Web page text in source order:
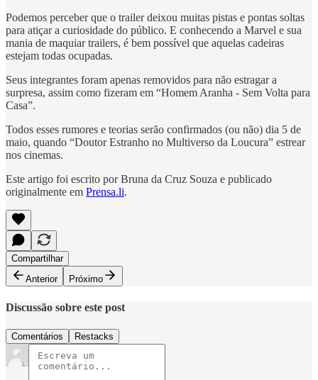
Podemos perceber que o trailer deixou muitas pistas e pontas soltas
para atiçar a curiosidade do público. E conhecendo a Marvel e sua
mania de maquiar trailers, é bem possível que aquelas cadeiras
estejam todas ocupadas.
Seus integrantes foram apenas removidos para não estragar a
surpresa, assim como fizeram em “Homem Aranha - Sem Volta para
Casa”.
Todos esses rumores e teorias serão confirmados (ou não) dia 5 de
maio, quando “Doutor Estranho no Multiverso da Loucura” estrear
nos cinemas.
Este artigo foi escrito por Bruna da Cruz Souza e publicado
originalmente em Prensa.li.
Compartilhar
Anterior
Próximo
Discussão sobre este post
Comentários Restacks